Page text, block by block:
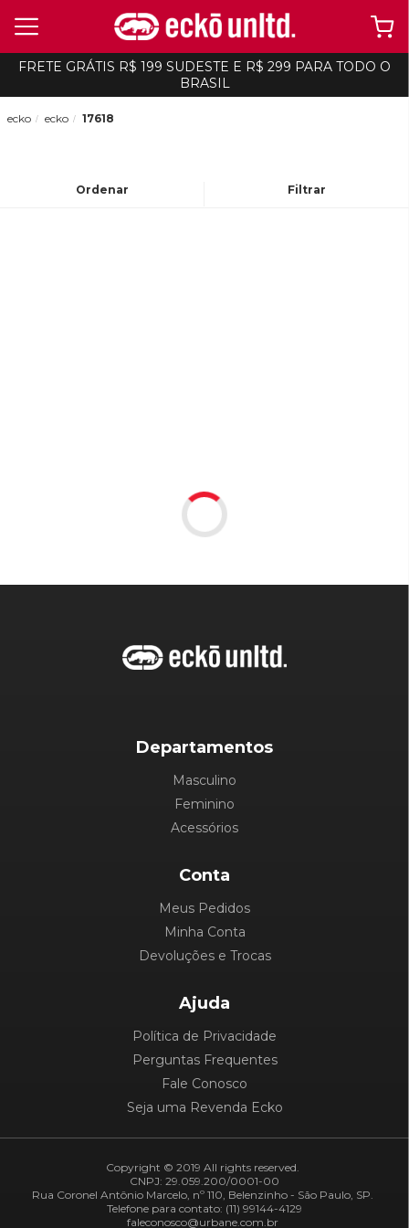
FRETE GRÁTIS R$ 199 SUDESTE E R$ 299 PARA TODO O
BRASIL
Ordenar Filtrar
ecko ecko 17618
Departamentos
Masculino
Feminino
Acessórios
Conta
Meus Pedidos
Minha Conta
Devoluções e Trocas
Ajuda
Política de Privacidade
Perguntas Frequentes
Fale Conosco
Seja uma Revenda Ecko
Copyright © 2019 All rights reserved.
CNPJ: 29.059.200/0001-00
Rua Coronel Antônio Marcelo, nº 110, Belenzinho - São Paulo, SP.
Telefone para contato: (11) 99144-4129
faleconosco@urbane.com.br